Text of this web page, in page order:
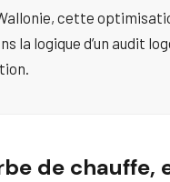
cette
la logique d’un audit
de chauffe,